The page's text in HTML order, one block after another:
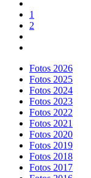
1
2
Fotos 2026
Fotos 2025
Fotos 2024
Fotos 2023
Fotos 2022
Fotos 2021
Fotos 2020
Fotos 2019
Fotos 2018
Fotos 2017